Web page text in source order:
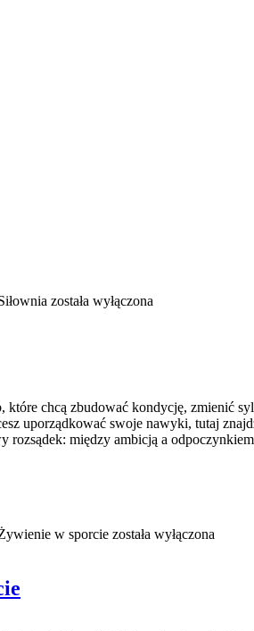
została wyłączona
które chcą zbudować kondycję, zmienić
uporządkować swoje nawyki, tutaj
rozsądek: między ambicją a
w sporcie została wyłączona